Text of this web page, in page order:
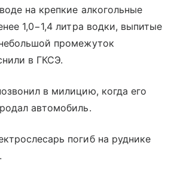
на крепкие алкогольные
1,0−1,4 литра водки, выпитые
промежуток
в ГКСЭ.
в милицию, когда его
автомобиль.
погиб на руднике